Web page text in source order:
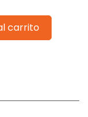
carrito